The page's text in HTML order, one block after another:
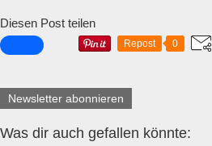
Diesen Post teilen
Repost 0
Newsletter abonnieren
Was dir auch gefallen könnte: